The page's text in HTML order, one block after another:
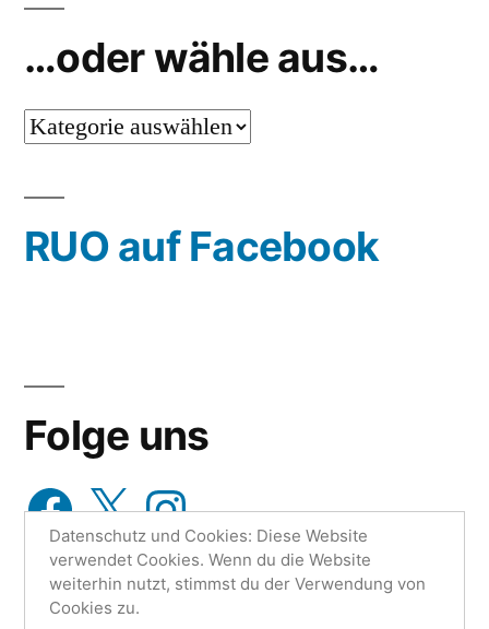
…oder wähle aus…
…
aus…
RUO auf Facebook
Folge uns
Facebook
X Instagram
Datenschutz und Cookies: Diese Website
verwendet Cookies. Wenn du die Website
weiterhin nutzt, stimmst du der Verwendung von
Cookies zu.